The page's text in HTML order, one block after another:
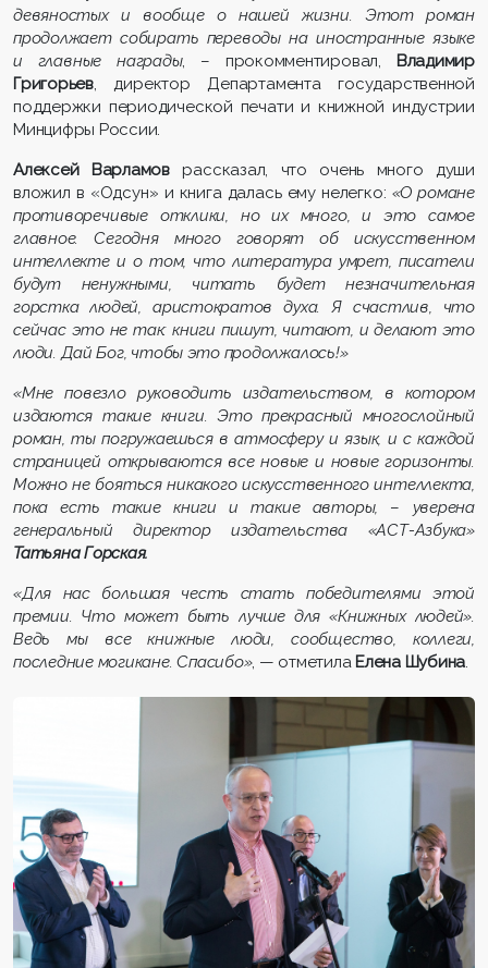
девяностых и вообще о нашей жизни. Этот роман
продолжает собирать переводы на иностранные языке
и главные награды, – прокомментировал,
Владимир
Григорьев, директор Департамента государственной
поддержки периодической печати и книжной индустрии
Минцифры России.
Алексей Варламов рассказал, что очень много души
вложил в «Одсун» и книга далась ему нелегко: «О романе
противоречивые отклики, но их много, и это самое
главное. Сегодня много говорят об искусственном
интеллекте и о том, что литература умрет, писатели
будут ненужными, читать будет незначительная
горстка людей, аристократов духа. Я счастлив, что
сейчас это не так: книги пишут, читают, и делают это
люди. Дай Бог, чтобы это продолжалось!»
«Мне повезло руководить издательством, в котором
издаются такие книги. Это прекрасный многослойный
роман, ты погружаешься в атмосферу и язык, и с каждой
страницей открываются все новые и новые горизонты.
Можно не бояться никакого искусственного интеллекта,
пока есть такие книги и такие авторы, – уверена
генеральный директор издательства «АСТ-Азбука»
Татьяна Горская.
«Для нас большая честь стать победителями этой
премии. Что может быть лучше для «Книжных людей».
Ведь мы все книжные люди, сообщество, коллеги,
последние могикане. Спасибо», — отметила Елена Шубина.